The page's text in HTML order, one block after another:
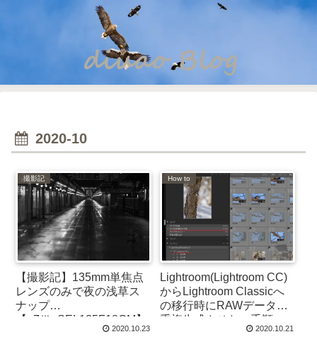
2020-10
撮影記
【撮影記】135mm単焦点
レンズのみで夜の浅草ス
ナップ
【α7Ⅲ+SEL135F18GM】
2020.10.23
How to
Lightroom(Lightroom CC)
からLightroom Classicへ
の移行時にRAWデータを
重複生成させない手順
2020.10.21